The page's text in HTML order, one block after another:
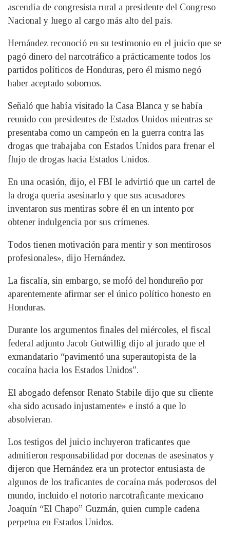
ascendía de congresista rural a presidente del Congreso
Nacional y luego al cargo más alto del país.
Hernández reconoció en su testimonio en el juicio que se
pagó dinero del narcotráfico a prácticamente todos los
partidos políticos de Honduras, pero él mismo negó
haber aceptado sobornos.
Señaló que había visitado la Casa Blanca y se había
reunido con presidentes de Estados Unidos mientras se
presentaba como un campeón en la guerra contra las
drogas que trabajaba con Estados Unidos para frenar el
flujo de drogas hacia Estados Unidos.
En una ocasión, dijo, el FBI le advirtió que un cartel de
la droga quería asesinarlo y que sus acusadores
inventaron sus mentiras sobre él en un intento por
obtener indulgencia por sus crímenes.
Todos tienen motivación para mentir y son mentirosos
profesionales», dijo Hernández.
La fiscalía, sin embargo, se mofó del hondureño por
aparentemente afirmar ser el único político honesto en
Honduras.
Durante los argumentos finales del miércoles, el fiscal
federal adjunto Jacob Gutwillig dijo al jurado que el
exmandatario “pavimentó una superautopista de la
cocaína hacia los Estados Unidos”.
El abogado defensor Renato Stabile dijo que su cliente
«ha sido acusado injustamente» e instó a que lo
absolvieran.
Los testigos del juicio incluyeron traficantes que
admitieron responsabilidad por docenas de asesinatos y
dijeron que Hernández era un protector entusiasta de
algunos de los traficantes de cocaína más poderosos del
mundo, incluido el notorio narcotraficante mexicano
Joaquín “El Chapo” Guzmán, quien cumple cadena
perpetua en Estados Unidos.